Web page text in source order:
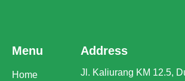
Menu
Home
Address
Jl. Kaliurang KM 12.5,